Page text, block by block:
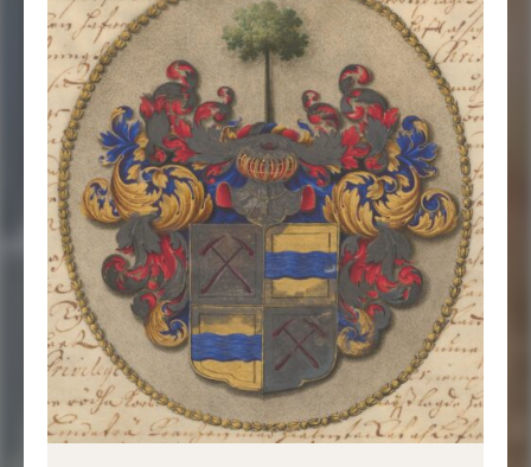
Sköldebrevet i original, RHA.
Transkription: Göran Mörner, 2021-04-
19.